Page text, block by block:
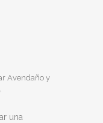
Avendaño y
una